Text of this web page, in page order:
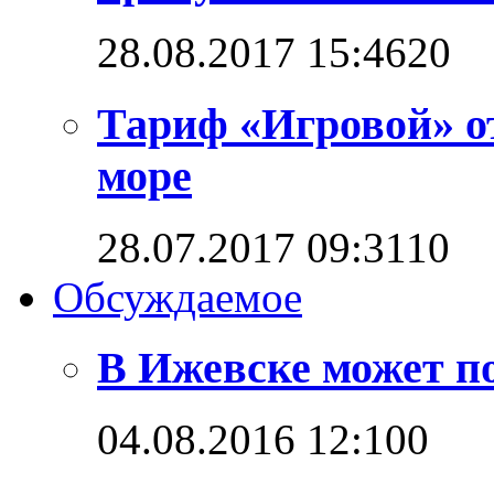
28.08.2017 15:4620
Тариф «Игровой»
море
28.07.2017 09:3110
Обсуждаемое
В Ижевске может
04.08.2016 12:100